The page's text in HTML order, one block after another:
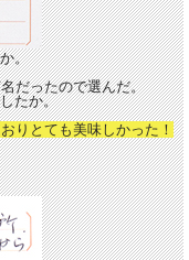
。
だったので選んだ。
たか。
りとても美味しかった！